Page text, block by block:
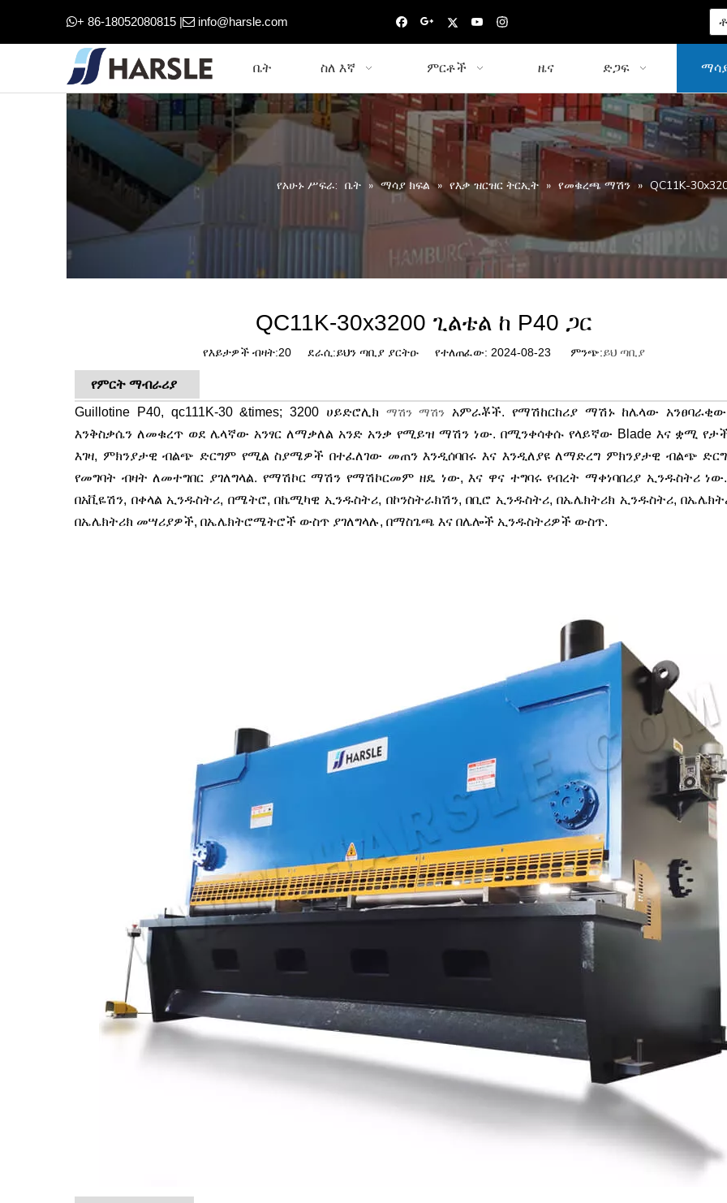
+ 86-18052080815 | info@harsle.com
ቤት ስለ እኛ ምርቶች ዜና ድጋፍ
የአሁኑ ሥፍራ: ቤት » ማሳያ ክፍል » የእቃ ዝርዝር ትርኢት » የመቁረጫ ማሽን » QC11K-
QC11K-30x3200 ጊልቴል ከ P40 ጋር
የእይታዎች ብዛት:20ደራሲ:ይህን ጣቢያ ያርትዑ የተለጠፈው: 2024-08-23 ምንጭ:ይህ ጣቢያ
የምርት ማብራሪያ
Guillotine P40, qc111K-30 &times; 3200 ሀይድሮሊክ ማሽን ማሽን
አምራቾች. የማሽከርከሪያ ማሽኑ ከሌላው አንፀባራቂው
እንቅስቃሴን ለመቁረጥ ወደ ሌላኛው አንፃር ለማቃለል አንድ አንቃ የሚይዝ ማሽን ነው. በሚንቀሳቀሱ የላይኛው Blade እና ቋሚ
እገዛ, ምክንያታዊ ብልጭ ድርግም የሚል ስያሜዎች በተፈለገው መጠን እንዲሰባበሩ እና እንዲለያዩ ለማድረግ ምክንያታዊ ብልጭ
የመግባት ብዛት ለመተግበር ያገለግላል. የማሽኮር ማሽን የማሽኮርመም ዘዴ ነው, እና ዋና ተግባሩ የብረት ማቀነባበሪያ ኢንዱስትሪ
በአቪዬሽን, በቀላል ኢንዱስትሪ, በሜትሮ, በኬሚካዊ ኢንዱስትሪ, በኮንስትራክሽን, በቢሮ ኢንዱስትሪ, በኤሌክትሪክ ኢንዱስትሪ,
በኤሌክትሪክ መሣሪያዎች, በኤሌክትሮሜትሮች ውስጥ ያገለግላሉ, በማስጌጫ እና በሌሎች ኢንዱስትሪዎች ውስጥ.